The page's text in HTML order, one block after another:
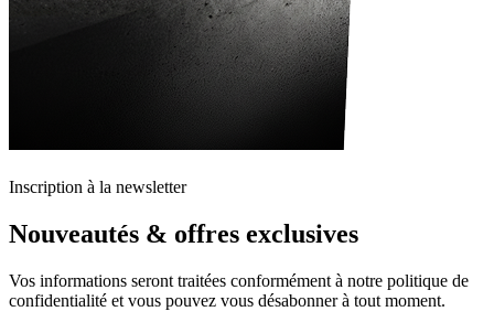
Inscription à la newsletter
Nouveautés & offres exclusives
Vos informations seront traitées conformément à notre politique de
confidentialité et vous pouvez vous désabonner à tout moment.